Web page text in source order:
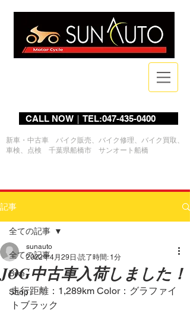
CALL NOW｜TEL:047-435-0400
新車・中古車 バイク販売、バイク修理、バイク買取、
車検、点検 千葉県船橋市 サンオート船橋
記事
全ての記事
Bike
Shop
全ての記事
JOG中古車入荷しました！
sunauto
2022年4月29日 読了時間: 1分
走行距離：1,289km Color：グラファイ
トブラック